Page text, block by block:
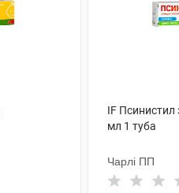
IF Псинистил
мл 1 туба
Чарлі ПП